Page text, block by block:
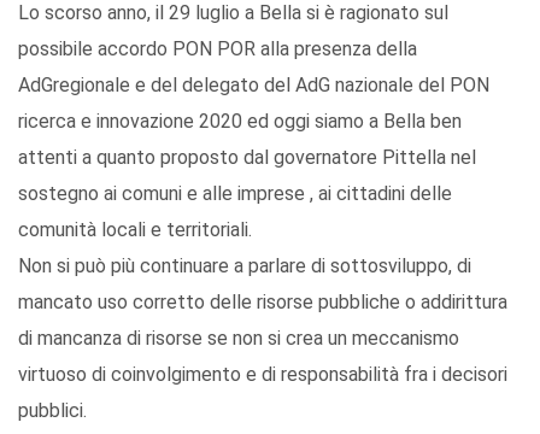
Lo scorso anno, il 29 luglio a Bella si è ragionato sul
possibile accordo PON POR alla presenza della
AdGregionale e del delegato del AdG nazionale del PON
ricerca e innovazione 2020 ed oggi siamo a Bella ben
attenti a quanto proposto dal governatore Pittella nel
sostegno ai comuni e alle imprese , ai cittadini delle
comunità locali e territoriali.
Non si può più continuare a parlare di sottosviluppo, di
mancato uso corretto delle risorse pubbliche o addirittura
di mancanza di risorse se non si crea un meccanismo
virtuoso di coinvolgimento e di responsabilità fra i decisori
pubblici.